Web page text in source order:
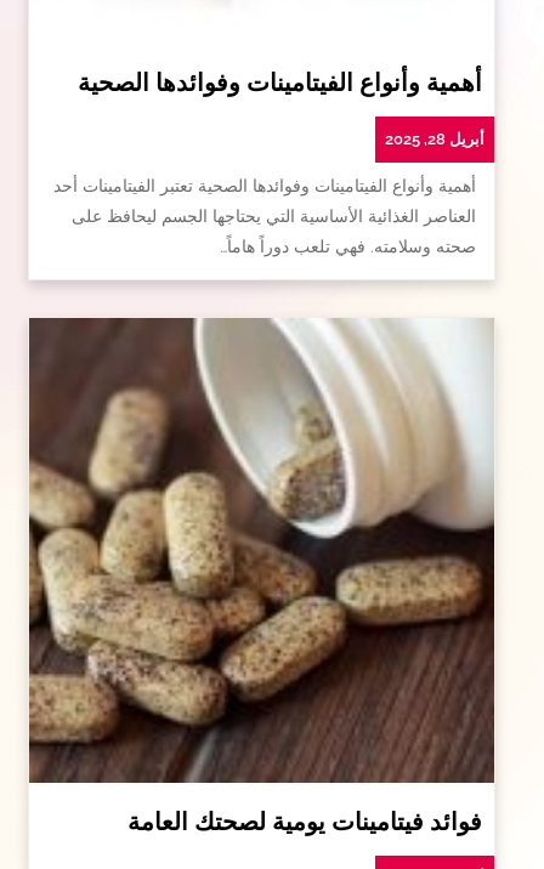
أهمية وأنواع الفيتامينات وفوائدها الصحية
أبريل 28, 2025
أهمية وأنواع الفيتامينات وفوائدها الصحية تعتبر الفيتامينات أحد
العناصر الغذائية الأساسية التي يحتاجها الجسم ليحافظ على
صحته وسلامته. فهي تلعب دوراً هاماً…
فوائد فيتامينات يومية لصحتك العامة